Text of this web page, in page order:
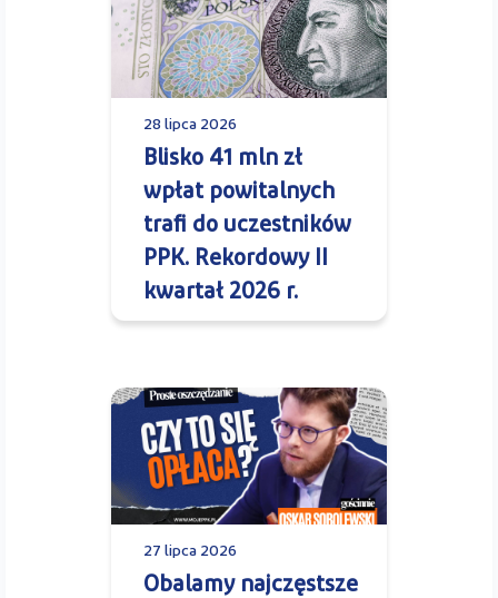
28 lipca 2026
Blisko 41 mln zł
wpłat powitalnych
trafi do uczestników
PPK. Rekordowy II
kwartał 2026 r.
27 lipca 2026
Obalamy najczęstsze